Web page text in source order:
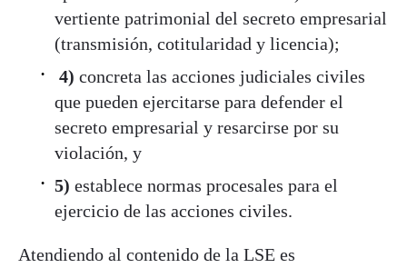
vertiente patrimonial del secreto empresarial
(transmisión, cotitularidad y licencia);
4) concreta las acciones judiciales civiles
que pueden ejercitarse para defender el
secreto empresarial y resarcirse por su
violación, y
5) establece normas procesales para el
ejercicio de las acciones civiles.
Atendiendo al contenido de la LSE es